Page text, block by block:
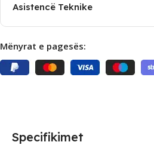
Asistencë Teknike
Mënyrat e pagesës:
Specifikimet